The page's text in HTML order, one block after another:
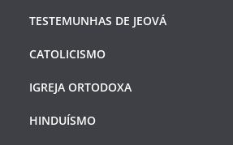
TESTEMUNHAS DE JEOVÁ
CATOLICISMO
IGREJA ORTODOXA
HINDUÍSMO